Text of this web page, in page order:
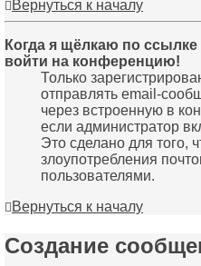
Вернуться к началу
Когда я щёлкаю по
войти на конференцию!
Только
отправлять email-
через встроенную в
если администратор
Это сделано для того,
злоупотребления
пользователями.
Вернуться к началу
Создание